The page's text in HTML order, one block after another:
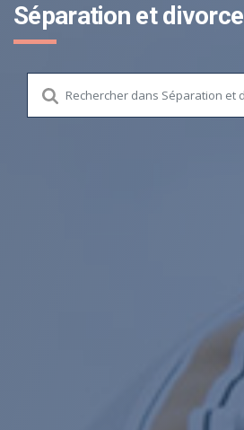
Séparation et divorce
Chercher dans le site